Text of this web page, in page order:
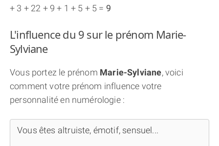
+ 3 + 22 + 9 + 1 + 5 + 5 = 9
L'influence du 9 sur le prénom Marie-
Sylviane
Vous portez le prénom Marie-Sylviane, voici
comment votre prénom influence votre
personnalité en numérologie :
Vous êtes altruiste, émotif, sensuel...